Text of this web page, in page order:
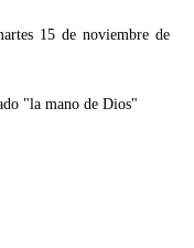
15 de noviembre de